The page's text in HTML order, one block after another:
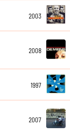
2003
2008
1997
2007